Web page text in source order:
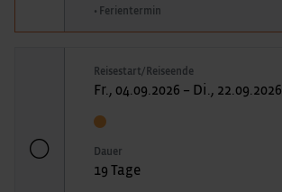
• Ferientermin
Reisestart/Reiseende
Fr., 04.09.2026 – Di., 22.09.2026
Dauer
19 Tage